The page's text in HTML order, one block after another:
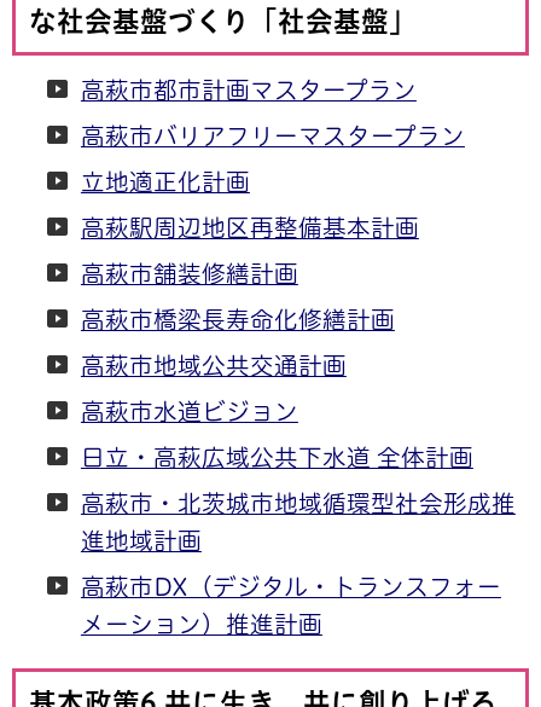
な社会基盤づくり「社会基盤」
高萩市都市計画マスタープラン
高萩市バリアフリーマスタープラン
立地適正化計画
高萩駅周辺地区再整備基本計画
高萩市舗装修繕計画
高萩市橋梁長寿命化修繕計画
高萩市地域公共交通計画
高萩市水道ビジョン
日立・高萩広域公共下水道 全体計画
高萩市・北茨城市地域循環型社会形成推
進地域計画
高萩市DX（デジタル・トランスフォー
メーション）推進計画